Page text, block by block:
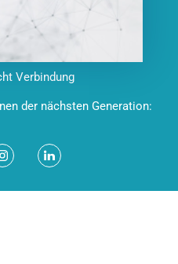
Verbindung
der nächsten Generation: